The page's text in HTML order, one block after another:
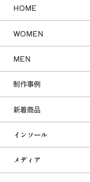
HOME
WOMEN
MEN
制作事例
新着商品
インソール
メディア